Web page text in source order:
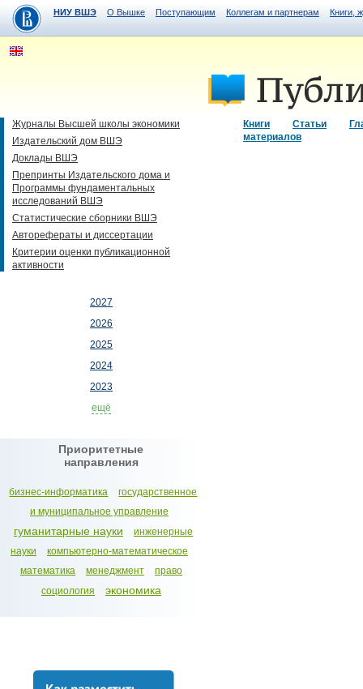
НИУ ВШЭ О Вышке Поступающим Коллегам и партнерам Книги,
Книги Статьи
материалов
Журналы Высшей школы экономики
Издательский дом ВШЭ
Доклады ВШЭ
Препринты Издательского дома и
Программы фундаментальных
исследований ВШЭ
Статистические сборники ВШЭ
Авторефераты и диссертации
Критерии оценки публикационной
активности
2027
2026
2025
2024
2023
ещё
Приоритетные
направления
бизнес-информатика
государственное
и муниципальное управление
гуманитарные науки
инженерные
науки
компьютерно-математическое
математика
менеджмент
право
социология
экономика